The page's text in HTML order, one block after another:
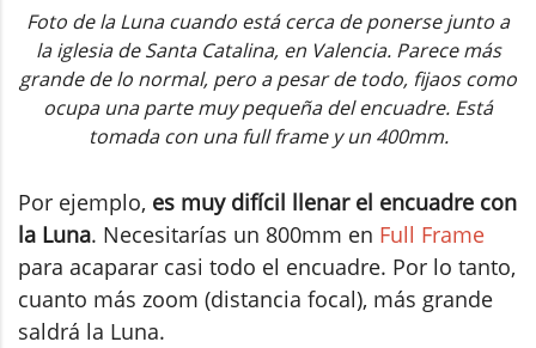
Foto de la Luna cuando está cerca de ponerse junto a
la iglesia de Santa Catalina, en Valencia. Parece más
grande de lo normal, pero a pesar de todo, fijaos como
ocupa una parte muy pequeña del encuadre. Está
tomada con una full frame y un 400mm.
Por ejemplo, es muy difícil llenar el encuadre con
la Luna. Necesitarías un 800mm en Full Frame
para acaparar casi todo el encuadre. Por lo tanto,
cuanto más zoom (distancia focal), más grande
saldrá la Luna.